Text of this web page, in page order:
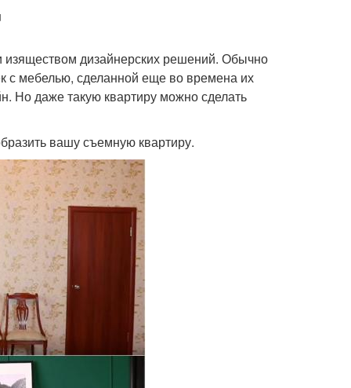
дизайнерских решений. Обычно
с мебелью, сделанной еще во времена их
Но даже такую квартиру можно сделать
вашу съемную квартиру.